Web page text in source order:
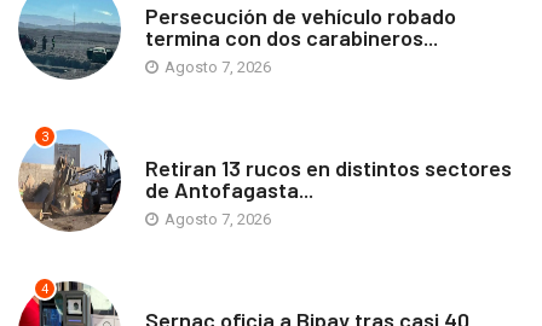
Persecución de vehículo robado
termina con dos carabineros...
Agosto 7, 2026
3
Retiran 13 rucos en distintos sectores
de Antofagasta...
Agosto 7, 2026
4
Sernac oficia a Bipay tras casi 40